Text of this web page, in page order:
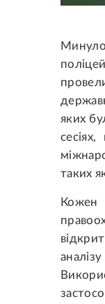
яких
таких
Кожен